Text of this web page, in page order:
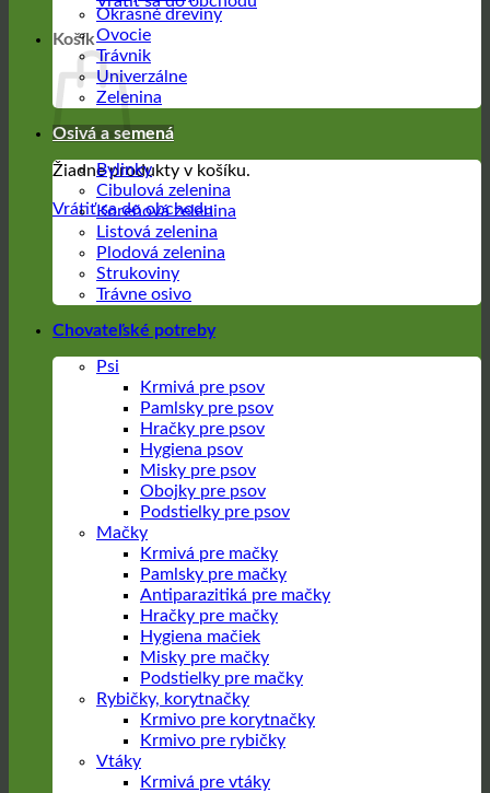
Košík
Žiadne produkty v košíku.
Vrátiť sa do obchodu
Okrasné dreviny
Ovocie
Trávnik
Univerzálne
Zelenina
Osivá a semená
Bylinky
Cibulová zelenina
Koreňová zelenina
Listová zelenina
Plodová zelenina
Strukoviny
Trávne osivo
Chovateľské potreby
Psi
Krmivá pre psov
Pamlsky pre psov
Hračky pre psov
Hygiena psov
Misky pre psov
Obojky pre psov
Podstielky pre psov
Mačky
Krmivá pre mačky
Pamlsky pre mačky
Antiparazitiká pre mačky
Hračky pre mačky
Hygiena mačiek
Misky pre mačky
Podstielky pre mačky
Rybičky, korytnačky
Krmivo pre korytnačky
Krmivo pre rybičky
Vtáky
Krmivá pre vtáky